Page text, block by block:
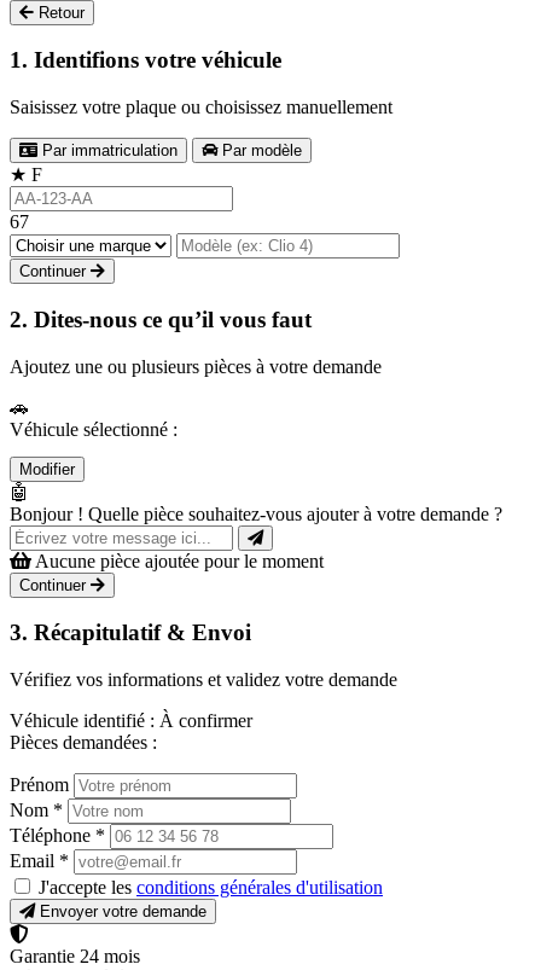
Retour
1. Identifions votre véhicule
Saisissez votre plaque ou choisissez manuellement
Par immatriculation Par modèle
★ F
67
Continuer
2. Dites-nous ce qu’il vous faut
Ajoutez une ou plusieurs pièces à votre demande
🚗
Véhicule sélectionné :
Modifier
🤖
Bonjour ! Quelle pièce souhaitez-vous ajouter à votre demande ?
Aucune pièce ajoutée pour le moment
Continuer
3. Récapitulatif & Envoi
Vérifiez vos informations et validez votre demande
Véhicule identifié : À confirmer
Pièces demandées :
Prénom
Nom *
Téléphone *
Email *
J'accepte les conditions générales d'utilisation
Envoyer votre demande
Garantie 24 mois